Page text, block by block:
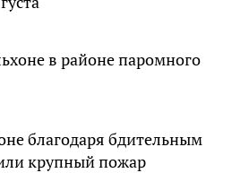
в районе паромного
благодаря бдительным
крупный пожар